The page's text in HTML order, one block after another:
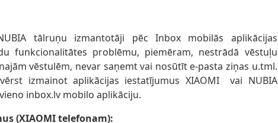
tālruņu izmantotāji pēc Inbox mobilās aplikācijas
funkcionalitātes problēmu, piemēram, nestrādā vēstuļu
vēstulēm, nevar saņemt vai nosūtīt e-pasta ziņas u.tml.
izmainot aplikācijas iestatījumus XIAOMI vai NUBIA
inbox.lv mobilo aplikāciju.
(XIAOMI telefonam):